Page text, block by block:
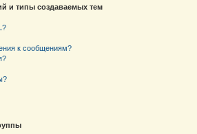
и типы создаваемых тем
к сообщениям?